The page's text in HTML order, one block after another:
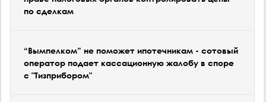
по сделкам
“Вымпелком” не поможет ипотечникам - сотовый
оператор подает кассационную жалобу в споре
с "Тизприбором"